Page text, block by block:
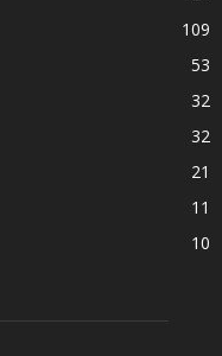
109
53
32
32
21
11
10